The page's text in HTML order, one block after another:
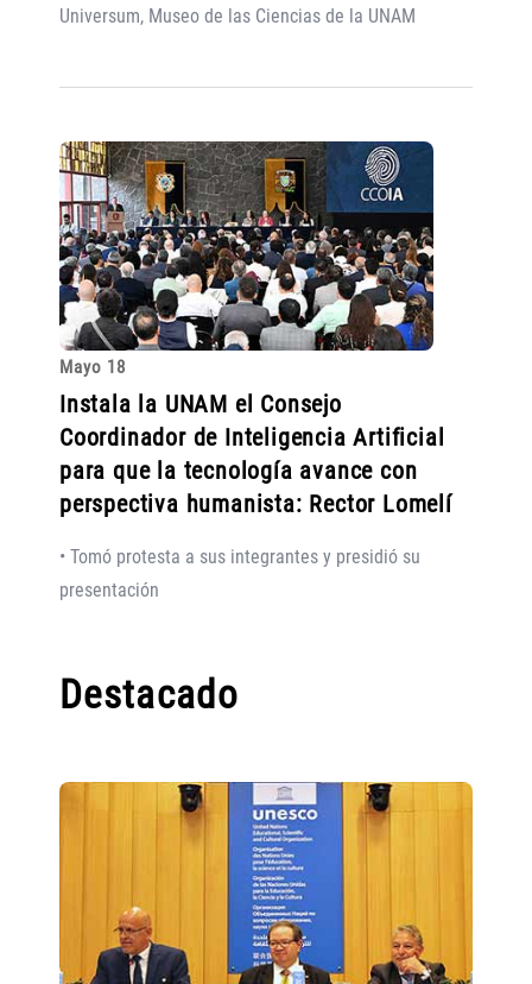
Universum, Museo de las Ciencias de la UNAM
Mayo 18
Instala la UNAM el Consejo
Coordinador de Inteligencia Artificial
para que la tecnología avance con
perspectiva humanista: Rector Lomelí
• Tomó protesta a sus integrantes y presidió su
presentación
Destacado